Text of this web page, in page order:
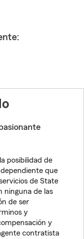
posibilidad de
que
de State
ninguna de las
de ser
y
y
contratista